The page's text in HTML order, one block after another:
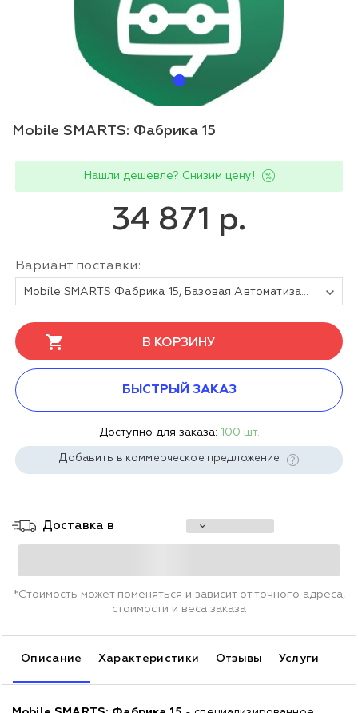
Mobile SMARTS: Фабрика 15
Нашли дешевле? Снизим цену!
34 871 р.
Вариант поставки:
Mobile SMARTS Фабрика 15, Базовая Автоматизация для любой поддерживаемой конфигурации 1С. На 1 (одно) мобильное устройство.
В КОРЗИНУ
БЫСТРЫЙ ЗАКАЗ
Доступно для заказа: 100 шт.
Добавить в коммерческое предложение
Доставка в
*Стоимость может поменяться и зависит от точного адреса,
стоимости и веса заказа
Описание Характеристики Отзывы Услуги